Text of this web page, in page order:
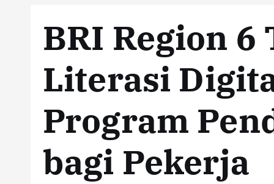
BRI Region
Literasi
Program
bagi Pekerja